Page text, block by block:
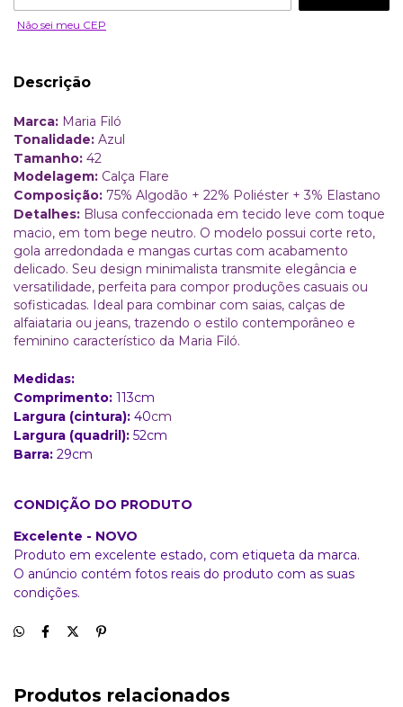
Não sei meu CEP
Descrição
Marca: Maria Filó
Tonalidade: Azul
Tamanho: 42
Modelagem: Calça Flare
Composição: 75% Algodão + 22% Poliéster + 3% Elastano
Detalhes: Blusa confeccionada em tecido leve com toque
macio, em tom bege neutro. O modelo possui corte reto,
gola arredondada e mangas curtas com acabamento
delicado. Seu design minimalista transmite elegância e
versatilidade, perfeita para compor produções casuais ou
sofisticadas. Ideal para combinar com saias, calças de
alfaiataria ou jeans, trazendo o estilo contemporâneo e
feminino característico da Maria Filó.
Medidas:
Comprimento: 113cm
Largura (cintura): 40cm
Largura (quadril): 52cm
Barra: 29cm
CONDIÇÃO DO PRODUTO
Excelente - NOVO
Produto em excelente estado, com etiqueta da marca.
O anúncio contém fotos reais do produto com as suas
condições.
Produtos relacionados